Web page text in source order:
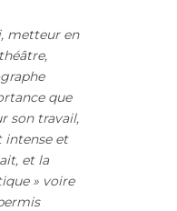
metteur en
que
son travail,
intense et
et la
» voire